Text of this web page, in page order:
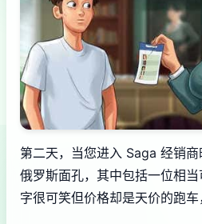
第二天，当您进入 Saga 经销
俄罗斯面孔，其中包括一位相
字很可笑但价格却是天价的跑车